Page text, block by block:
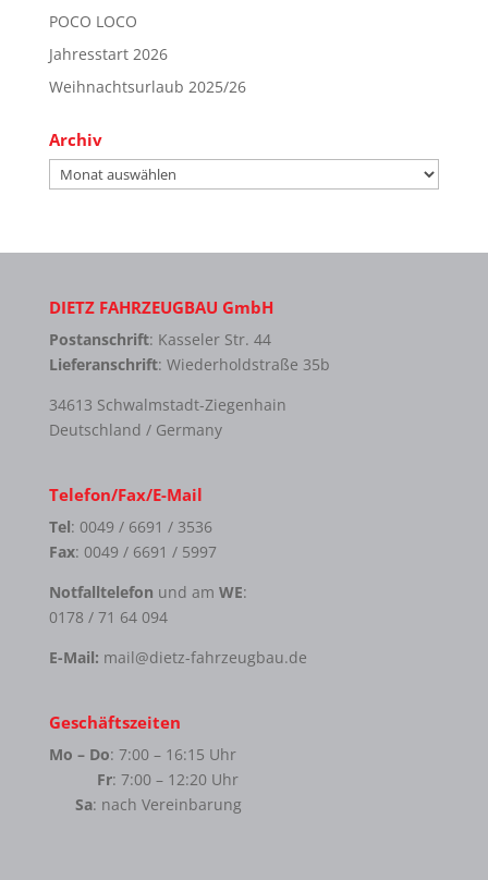
POCO LOCO
Jahresstart 2026
Weihnachtsurlaub 2025/26
Archiv
Archiv
DIETZ FAHRZEUGBAU GmbH
Postanschrift: Kasseler Str. 44
Lieferanschrift: Wiederholdstraße 35b
34613 Schwalmstadt-Ziegenhain
Deutschland / Germany
Telefon/Fax/E-Mail
Tel: 0049 / 6691 / 3536
Fax: 0049 / 6691 / 5997
Notfalltelefon und am WE:
0178 / 71 64 094
E-Mail: mail@dietz-fahrzeugbau.de
Geschäftszeiten
Mo – Do: 7:00 – 16:15 Uhr
Fr: 7:00 – 12:20 Uhr
Sa: nach Vereinbarung